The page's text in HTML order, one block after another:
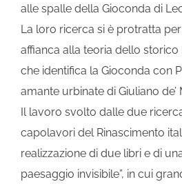
alle spalle della Gioconda di
La loro ricerca si è protratta
affianca alla teoria dello storico
che identifica la Gioconda con
amante urbinate di Giuliano de’
Il lavoro svolto dalle due
capolavori del Rinascimento
realizzazione di due libri e di
paesaggio invisibile”, in cui